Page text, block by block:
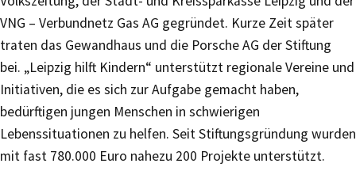
VNG – Verbundnetz Gas AG gegründet. Kurze Zeit später
traten das Gewandhaus und die Porsche AG der Stiftung
bei. „Leipzig hilft Kindern“ unterstützt regionale Vereine und
Initiativen, die es sich zur Aufgabe gemacht haben,
bedürftigen jungen Menschen in schwierigen
Lebenssituationen zu helfen. Seit Stiftungsgründung wurden
mit fast 780.000 Euro nahezu 200 Projekte unterstützt.